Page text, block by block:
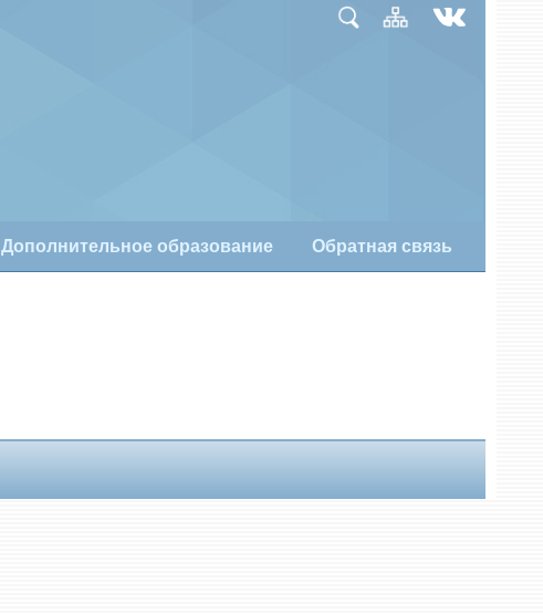
Дополнительное образование Обратная связь